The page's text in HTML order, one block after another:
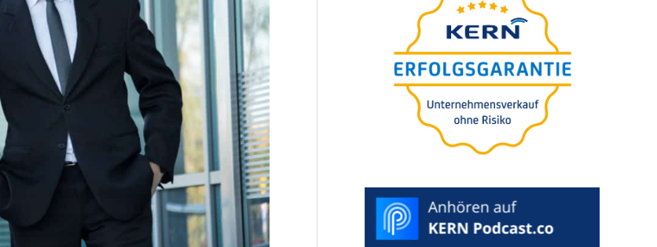
pi­os básicospräsen­tiert
von Nils Koerber
Venda da empre­sa
&A) sem risco e
sem perda
ESCOLHAADATA DESEJADA